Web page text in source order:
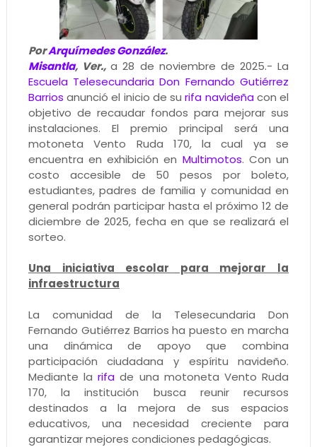
PorArquímedes González.
Misantla, Ver.,a 28 de noviembre de 2025.- La
Escuela Telesecundaria Don Fernando Gutiérrez
Barrios anunció el inicio de surifa navideñacon el
objetivo de recaudar fondos para mejorar sus
instalaciones. El premio principal será una
motoneta Vento Ruda 170, la cual ya se
encuentra en exhibición en Multimotos. Con un
costo accesible de 50 pesos por boleto,
estudiantes, padres de familia y comunidad en
general podrán participar hasta el próximo 12 de
diciembre de 2025, fecha en que se realizará el
sorteo.
Una iniciativa escolar para mejorar la
infraestructura
La comunidad de la Telesecundaria Don
Fernando Gutiérrez Barrios ha puesto en marcha
una dinámica de apoyo que combina
participación ciudadana y espíritu navideño.
Mediante larifa de una motoneta Vento Ruda
170, la institución busca reunir recursos
destinados a la mejora de sus espacios
educativos, una necesidad creciente para
garantizar mejores condiciones pedagógicas.